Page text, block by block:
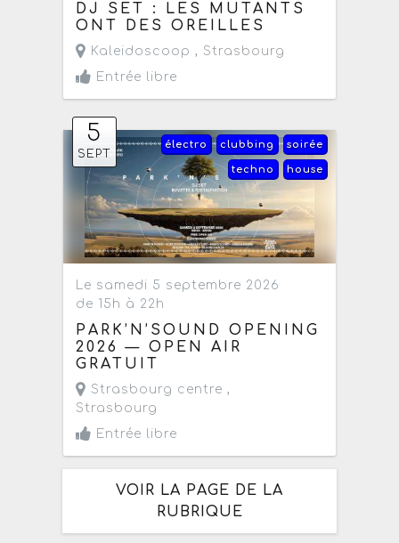
DJ SET : LES MUTANTS
ONT DES OREILLES
Kaleidoscoop , Strasbourg
Entrée libre
5
SEPT
soirée
clubbing
électro
house
techno
Le samedi 5 septembre 2026
de 15h à 22h
PARK’N’SOUND OPENING
2026 — OPEN AIR
GRATUIT
Strasbourg centre ,
Strasbourg
Entrée libre
VOIR LA PAGE DE LA
RUBRIQUE